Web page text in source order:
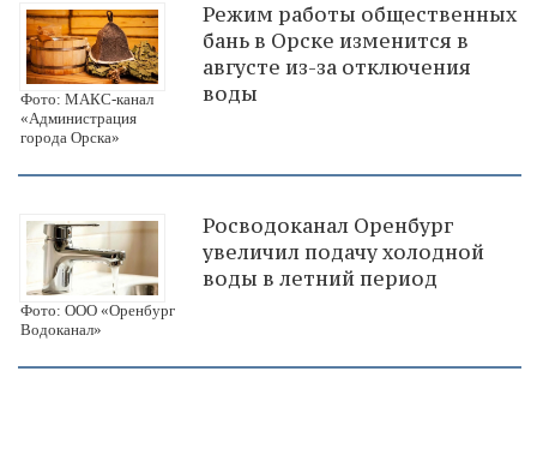
Фото: МАКС-канал
«Администрация
города Орска»
Режим работы общественных
бань в Орске изменится в
августе из-за отключения
воды
Фото: ООО «Оренбург
Водоканал»
Росводоканал Оренбург
увеличил подачу холодной
воды в летний период